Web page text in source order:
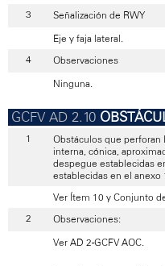
Señalización de RWY
Eje y faja lateral.
Observaciones
Ninguna.
Obstáculos que perforan
interna, cónica,
despegue establecidas
establecidas en el anexo
Ver Ítem 10 y Conjunto
Observaciones:
Ver AD 2-GCFV AOC.